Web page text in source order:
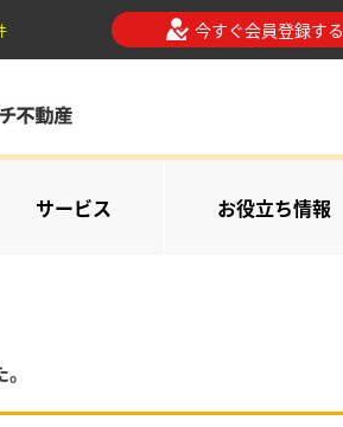
今すぐ会員登録する
サービス お役立ち情報